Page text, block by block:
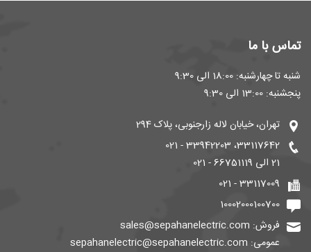
تماس با ما
شنبه تا چهارشنبه: 18:00 الی 9:30
پنجشنبه: 13:00 الی 9:30
تهران، خیابان لاله زارجنوبی، پلاک 294
33117642، 33942203 - 021
21 الی 66751119 - 021
33117009 - 021
10002000100700
فروش: sales@sepahanelectric.com
عمومی: sepahanelectric@sepahanelectric.com